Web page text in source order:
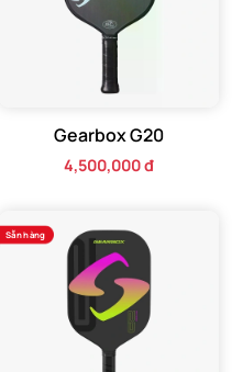
Gearbox G20
4,500,000 đ
Sẵn hàng